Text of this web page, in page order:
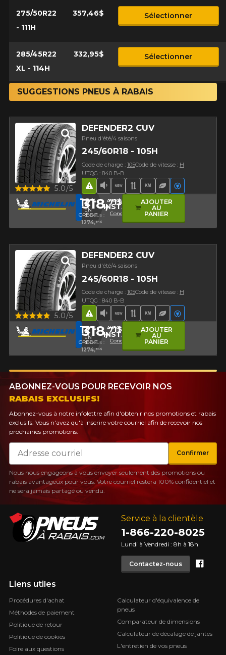
275/50R22
- 111H
357,46$ Sélectionner
285/45R22
XL - 114H
332,95$ Sélectionner
SUGGESTIONS PNEUS À RABAIS
DEFENDER2 CUV
Pneu d'été/4 saisons
245/60R18 - 105H
Code de charge : 105Code de vitesse : H
UTQG : 840 B-B
Faible niveau sonore
Nouveau produit
Bande de roulement
Haut kilométrage
Pneu
Hasard routier Véhicules
Aperçu 5.0/5
12%
EN
CRÉDIT
AVEC LE CODE
INSTALL12
Conditions
318,71$
4 pneus :
1274,84$
AJOUTER
AU
PANIER
DEFENDER2 CUV
Pneu d'été/4 saisons
245/60R18 - 105H
Code de charge : 105Code de vitesse : H
UTQG : 840 B-B
Faible niveau sonore
Nouveau produit
Bande de roulement
Haut kilométrage
Pneu
Hasard routier Véhicules
Aperçu 5.0/5
12%
EN
CRÉDIT
AVEC LE CODE
INSTALL12
Conditions
318,71$
4 pneus :
1274,84$
AJOUTER
AU
PANIER
Service à la clientèle
1-866-220-8025
Lundi à Vendredi : 8h à 18h
Contactez-nous
Liens utiles
Procédures d'achat
Méthodes de paiement
Politique de retour
Politique de cookies
Foire aux questions
Calculateur d'équivalence de
pneus
Comparateur de dimensions
Calculateur de décalage de jantes
L'entretien de vos pneus
ABONNEZ-VOUS POUR RECEVOIR NOS
RABAIS EXCLUSIFS!
Abonnez-vous à notre infolettre afin d'obtenir nos promotions et rabais
exclusifs. Vous n'avez qu'à inscrire votre courriel afin de recevoir nos
prochaines promotions.
Courriel
Confirmer
Nous nous engageons à vous envoyer seulement des promotions ou
rabais avantageux pour vous. Votre courriel restera 100% confidentiel et
ne sera jamais partagé ou vendu.